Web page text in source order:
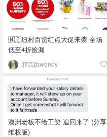
🇳🇿纽村百货红点大促来袭 全场
低至4折捡漏
邪流纨wendy
澳洲老板不给工资 追回来了 (分享
维权版)